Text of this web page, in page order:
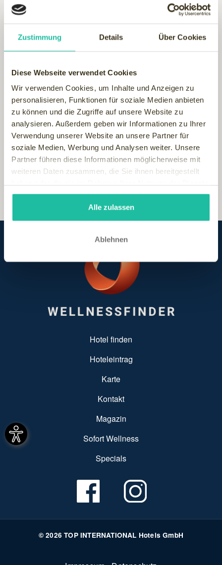
Zustimmung Details Über Cookies
Diese Webseite verwendet Cookies
Wir verwenden Cookies, um Inhalte und Anzeigen zu
personalisieren, Funktionen für soziale Medien anbieten
zu können und die Zugriffe auf unsere Website zu
analysieren. Außerdem geben wir Informationen zu Ihrer
Verwendung unserer Website an unsere Partner für
soziale Medien, Werbung und Analysen weiter. Unsere
Partner führen diese Informationen möglicherweise mit
weiteren Daten zusammen, die Sie ihnen bereitgestellt
gesammelt haben.
Alle zulassen
Ablehnen
Schmerzlindernde, sowie Entzündungs- und
Blutungshemmende Eigenschaften nachgesagt. In der
Mittelchen gegen Reisübelkeit und Brechreiz.
Durch die Scharfmacher wird zudem die
Verdauung in Schwung gebracht.
Nicht nur als Arzeneimittel lässt sich Ingwer Vielfältig
einsetzen. So gibt es Ingwer als Pulver, Tee, Bonbon und in
vielen weitern Varianten zu entdecken.
Hotel finden
Hoteleintrag
Karte
Kontakt
Magazin
Sofort Wellness
Specials
© 2026 TOP INTERNATIONAL Hotels GmbH